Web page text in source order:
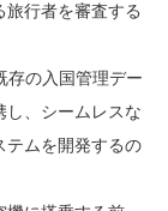
行者を審査する
存の入国管理デー
し、シームレスな
テムを開発するの